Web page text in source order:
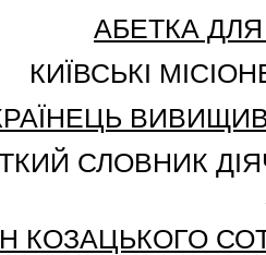
АБЕТКА
КИЇВСЬКІ
СЛОВНИК
КОЗАЦЬКОГО